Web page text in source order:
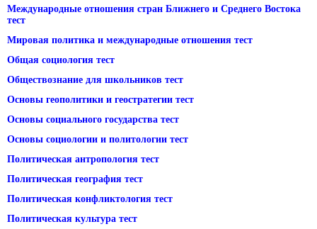
Международные отношения стран Ближнего и Среднего Востока
тест
Мировая политика и международные отношения тест
Общая социология тест
Обществознание для школьников тест
Основы геополитики и геостратегии тест
Основы социального государства тест
Основы социологии и политологии тест
Политическая антропология тест
Политическая география тест
Политическая конфликтология тест
Политическая культура тест